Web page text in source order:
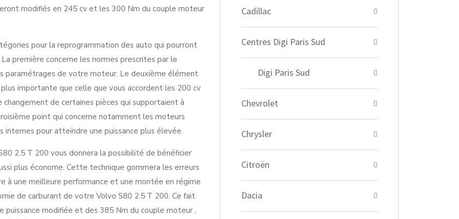
modifiés en 245 cv et les 300 Nm du couple moteur
pour la reprogrammation des auto qui pourront
première concerne les normes prescrites par le
paramétrages de votre moteur. Le deuxième élément
importante que celle que vous accordent les 200 cv
changement de certaines pièces qui supportaient à
point qui concerne notamment les moteurs
pour atteindre une puissance plus élevée.
2.5 T 200 vous donnera la possibilité de bénéficier
plus économe. Cette technique gommera les erreurs
à une meilleure performance et une montée en régime
de carburant de votre Volvo S80 2.5 T 200. Ce fait
modifiée et des 385 Nm du couple moteur ,
Cadillac
Centres Digi Paris Sud
Digi Paris Sud
Chevrolet
Chrysler
Citroën
Dacia